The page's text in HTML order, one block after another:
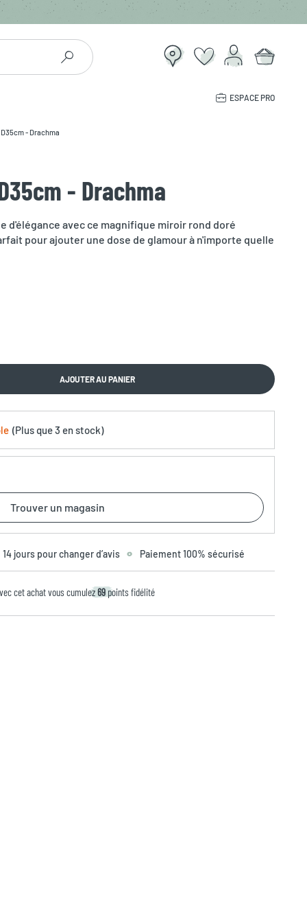
ESPACE PRO
- Drachma
- Drachma
d'élégance avec ce magnifique miroir rond doré
pour ajouter une dose de glamour à n'importe quelle
AJOUTER AU PANIER
(Plus que3 en stock)
Trouver un magasin
14 jours pour changer d’avis Paiement 100% sécurisé
cet achat vous cumulez69 points fidélité